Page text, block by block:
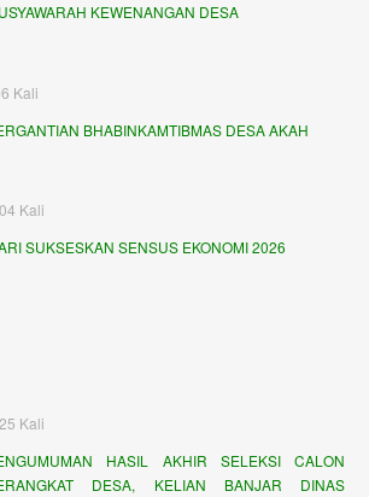
KEWENANGAN DESA
Kali
BHABINKAMTIBMAS DESA AKAH
Kali
SUKSESKAN SENSUS EKONOMI 2026
Kali
HASIL AKHIR SELEKSI CALON
DESA, KELIAN BANJAR DINAS